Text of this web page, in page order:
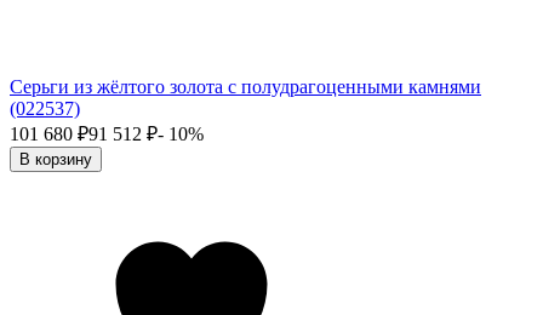
Серьги из жёлтого золота с полудрагоценными камнями
(022537)
101 680 ₽91 512 ₽- 10%
В корзину